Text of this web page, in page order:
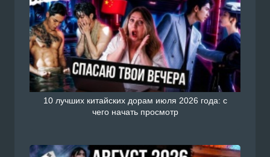
10 лучших китайских дорам июля 2026 года: с
чего начать просмотр